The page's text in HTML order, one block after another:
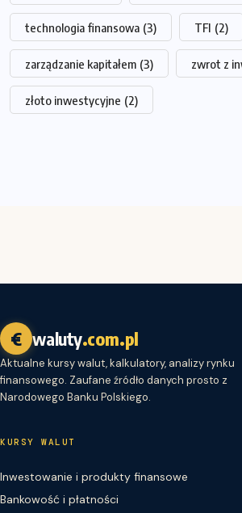
technologia finansowa (3) TFI (2)
zarządzanie kapitałem (3) zwrot z
złoto inwestycyjne (2)
€ waluty.com.pl
Aktualne kursy walut, kalkulatory, analizy rynku
finansowego. Zaufane źródło danych prosto z
Narodowego Banku Polskiego.
KURSY WALUT
Inwestowanie i produkty finansowe
Bankowość i płatności